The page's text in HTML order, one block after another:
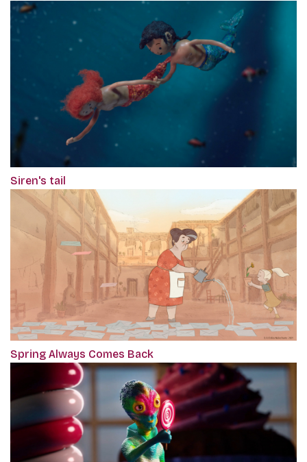
Siren's tail
Spring Always Comes Back